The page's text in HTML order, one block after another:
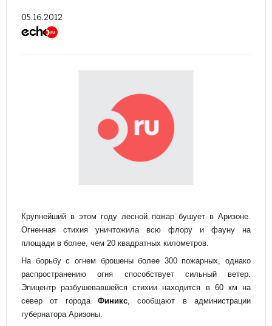
05.16.2012
Крупнейший в этом году лесной пожар бушует в Аризоне.
Огненная стихия уничтожила всю флору и фауну на
площади в более, чем 20 квадратных километров.
На борьбу с огнем брошены более 300 пожарных, однако
распространению огня способствует сильный ветер.
Эпицентр разбушевавшейся стихии находится в 60 км на
север от города Финикс , сообщают в администрации
губернатора Аризоны.